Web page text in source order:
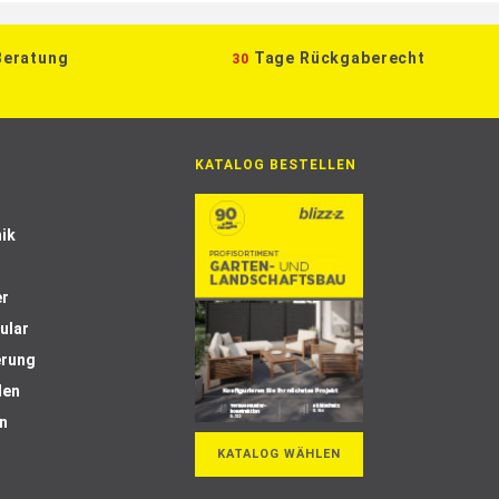
30 Tage Rückgaberecht
KATALOG BESTELLEN
KATALOG WÄHLEN